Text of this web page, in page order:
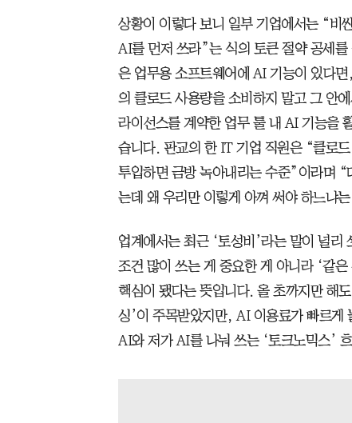
상황이 이렇다 보니 일부 기업에서는 “비
AI를 먼저 쓰라”는 식의 토큰 절약 공세
은 업무용 소프트웨어에 AI 기능이 있다
의 클로드 사용량을 소비하지 말고 그 안
라이선스를 계약한 업무 툴 내 AI 기능을
습니다. 판교의 한 IT 기업 직원은 “클로
투입하면 금방 녹아내리는 수준”이라며
는데 왜 우리만 이렇게 아껴 써야 하느냐
업계에서는 최근 ‘토성비’라는 말이 널
조건 많이 쓰는 게 중요한 게 아니라 ‘같
핵심이 됐다는 뜻입니다. 올 초까지만 해
싱’이 주목받았지만, AI 이용료가 빠르게
AI와 저가 AI를 나눠 쓰는 ‘토크노믹스’